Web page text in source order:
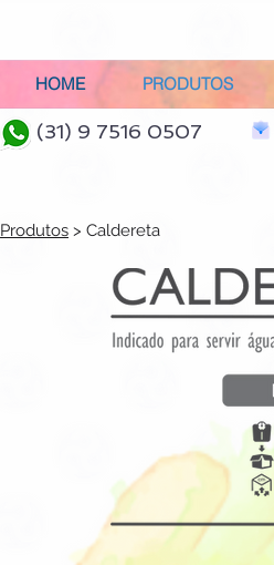
HOME PRODUTOS
(31) 9 7516 0507
Produtos > Caldereta